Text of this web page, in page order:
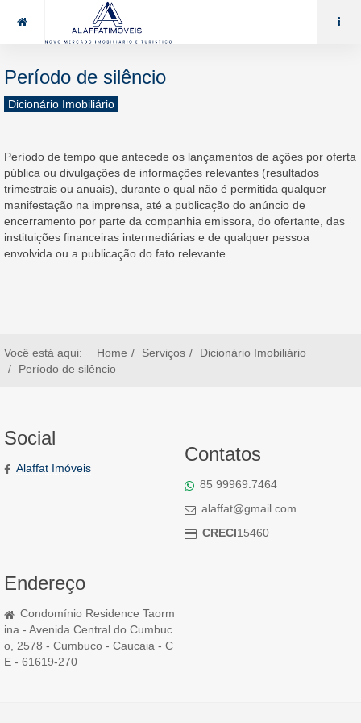
85 99969.7464 alaffat@gmail.com
Período de silêncio
Dicionário Imobiliário
Período de tempo que antecede os lançamentos de ações por oferta
pública ou divulgações de informações relevantes (resultados
trimestrais ou anuais), durante o qual não é permitida qualquer
manifestação na imprensa, até a publicação do anúncio de
encerramento por parte da companhia emissora, do ofertante, das
instituições financeiras intermediárias e de qualquer pessoa
envolvida ou a publicação do fato relevante.
Você está aqui: Home Serviços
Dicionário Imobiliário
Período de silêncio
Social
Alaffat Imóveis
Contatos
85 99969.7464
alaffat@gmail.com
CRECI15460
Endereço
Condomínio Residence Taorm
ina - Avenida Central do Cumbuc
o, 2578 - Cumbuco - Caucaia - C
E - 61619-270